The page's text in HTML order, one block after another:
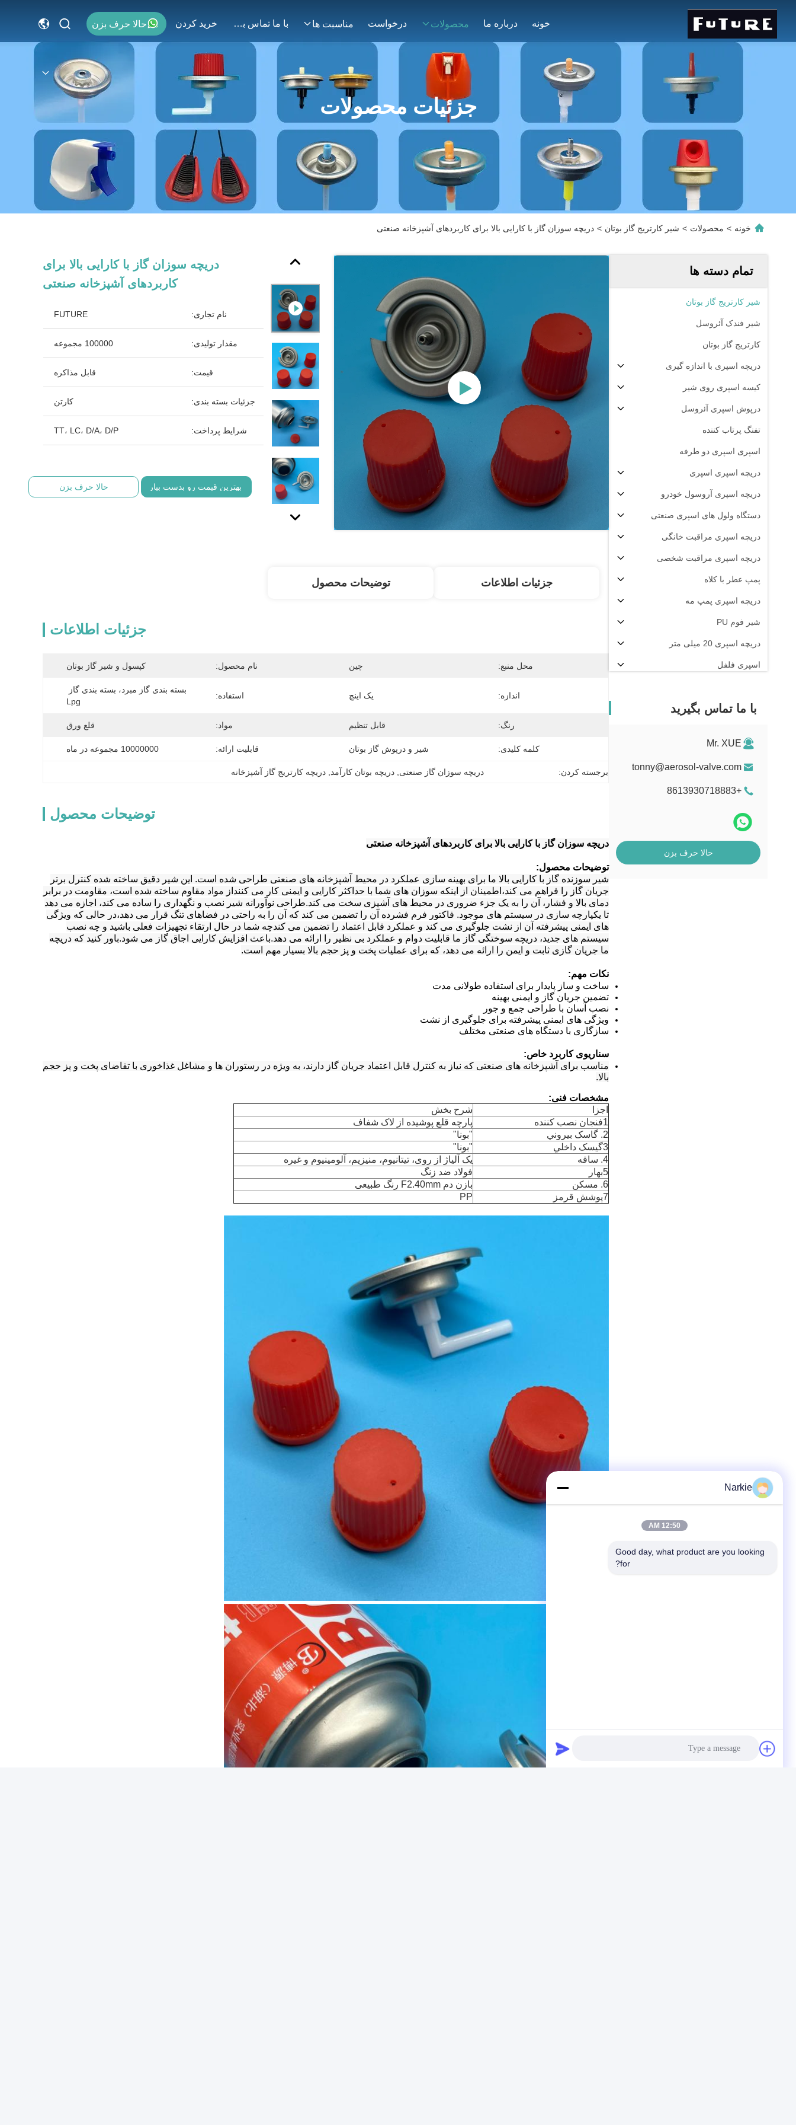
خونه درباره ما محصولات درخواست مناسبت ها با ما تماس بگیرید خريد كردن حالا حرف بزن
جزئیات محصولات
خونه > محصولات > شیر کارتریج گاز بوتان > دریچه سوزان گاز با کارایی بالا برای کاربردهای آشپزخانه صنعتی
تمام دسته ها
شیر کارتریج گاز بوتان
شیر فندک آئروسل
کارتریج گاز بوتان
دریچه اسپری با اندازه گیری
کیسه اسپری روی شیر
درپوش اسپری آئروسل
تفنگ پرتاب کننده
اسپری اسپری دو طرفه
دریچه اسپری اسپری
دریچه اسپری آروسول خودرو
دستگاه ولول های اسپری صنعتی
دریچه اسپری مراقبت خانگی
دریچه اسپری مراقبت شخصی
پمپ عطر با کلاه
دریچه اسپری پمپ مه
شیر فوم PU
دریچه اسپری 20 میلی متر
اسپری فلفل
با ما تماس بگیرید
Mr. XUE
tonny@aerosol-valve.com
+8613930718883
حالا حرف بزن
دریچه سوزان گاز با کارایی بالا برای
کاربردهای آشپزخانه صنعتی
نام تجاری: FUTURE
مقدار تولیدی: 100000 مجموعه
قیمت: قابل مذاکره
جزئیات بسته بندی: کارتن
شرایط پرداخت: TT، LC، D/A، D/P
بهترین قیمت رو بدست بیار حالا حرف بزن
جزئیات اطلاعات توضیحات محصول
جزئیات اطلاعات
محل منبع: چین نام محصول: کپسول و شیر گاز بوتان
اندازه: یک اینچ استفاده:
Lpg
رنگ: قابل تنظیم مواد: قلع ورق
کلمه کلیدی: شیر و درپوش گاز بوتان قابلیت ارائه: 10000000 مجموعه در ماه
برجسته کردن: دریچه سوزان گاز صنعتی , دریچه بوتان کارآمد , دریچه کارتریج گاز آشپزخانه
توضیحات محصول
دریچه سوزان گاز با کارایی بالا برای کاربردهای آشپزخانه صنعتی
توضیحات محصول:
شیر سوزنده گاز با کارایی بالا ما برای بهینه سازی عملکرد در محیط آشپزخانه های صنعتی طراحی شده است. این شیر دقیق ساخته شده کنترل برتر
جریان گاز را فراهم می کند،اطمینان از اینکه سوزان های شما با حداکثر کارایی و ایمنی کار می کننداز مواد مقاوم ساخته شده است، مقاومت در برابر
دمای بالا و فشار، آن را به یک جزء ضروری در محیط های آشپزی سخت می کند.طراحی نوآورانه شیر نصب و نگهداری را ساده می کند، اجازه می دهد
تا یکپارچه سازی در سیستم های موجود. فاکتور فرم فشرده آن را تضمین می کند که آن را به راحتی در فضاهای تنگ قرار می دهد،در حالی که ویژگی
های ایمنی پیشرفته آن از نشت جلوگیری می کند و عملکرد قابل اعتماد را تضمین می کندچه شما در حال ارتقاء تجهیزات فعلی باشید و چه نصب
سیستم های جدید، دریچه سوختگی گاز ما قابلیت دوام و عملکرد بی نظیر را ارائه می دهد.باعث افزایش کارایی اجاق گاز می شود.باور کنید که دریچه
ما جریان گازی ثابت و ایمن را ارائه می دهد، که برای عملیات پخت و پز حجم بالا بسیار مهم است.
نکات مهم:
ساخت و ساز پایدار برای استفاده طولانی مدت
تضمین جریان گاز و ایمنی بهینه
نصب آسان با طراحی جمع و جور
ویژگی های ایمنی پیشرفته برای جلوگیری از نشت
سازگاری با دستگاه های صنعتی مختلف
سناریوی کاربرد خاص:
مناسب برای آشپزخانه های صنعتی که نیاز به کنترل قابل اعتماد جریان گاز دارند، به ویژه در رستوران ها و مشاغل غذاخوری با تقاضای پخت و پز حجم
بالا.
مشخصات فنی:
اجزا
شرح بخش
1فنجان نصب کننده
پارچه قلع پوشیده از لاک شفاف
2. گاسک بيروني
"بونا"
3گيسک داخلي
"بونا"
4. ساقه
یک آلیاژ از روی، تیتانیوم، منیزیم، آلومینیوم و غیره
5بهار
فولاد ضد زنگ
6. مسکن
بازن دم F2.40mm رنگ طبیعی
7پوشش قرمز
PP
Narkie
12:50 AM
Good day, what product are you looking
for?